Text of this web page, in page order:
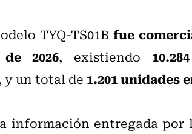
TYQ-TS01Bfue
2026, existiendo
y un total de 1.201 unidades
información entregada por